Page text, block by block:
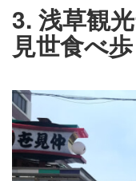
3. 浅草観
見世食べ歩